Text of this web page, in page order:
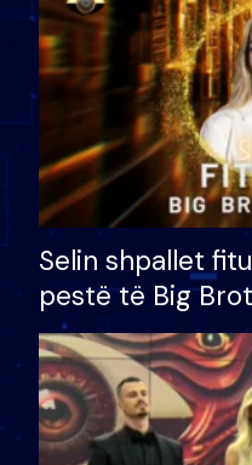
Selin shpallet
pestë të Big
çmimin e madh